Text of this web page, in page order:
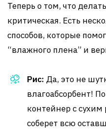
Теперь о том, что
критическая. Есть
способов, которые
“влажного плена” и
Рис: Да, это не
влагоабсорбент!
контейнер с сухим
соберет всю